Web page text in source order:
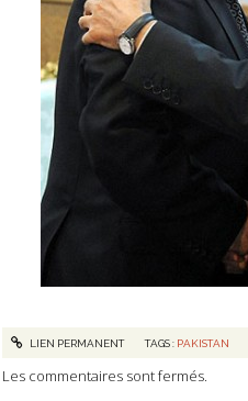
LIEN PERMANENT TAGS : PAKISTAN
Les commentaires sont fermés.